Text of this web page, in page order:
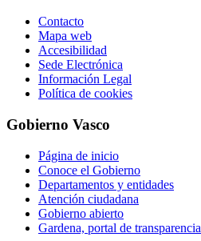
Contacto
Mapa web
Accesibilidad
Sede Electrónica
Información Legal
Política de cookies
Gobierno Vasco
Página de inicio
Conoce el Gobierno
Departamentos y entidades
Atención ciudadana
Gobierno abierto
Gardena, portal de transparencia